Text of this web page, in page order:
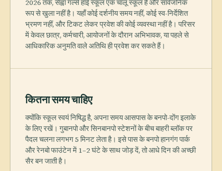
2026 तक, सेह्वा गर्ल्स हाई स्कूल एक चालू स्कूल है और सार्वजनिक
रूप से खुला नहीं है। यहाँ कोई दर्शनीय समय नहीं, कोई स्व-निर्देशित
भ्रमण नहीं, और टिकट लेकर प्रवेश की कोई व्यवस्था नहीं है। परिसर
में केवल छात्र, कर्मचारी, आयोजनों के दौरान अभिभावक, या पहले से
आधिकारिक अनुमति वाले अतिथि ही प्रवेश कर सकते हैं।
कितना समय चाहिए
क्योंकि स्कूल स्वयं निषिद्ध है, अपना समय आसपास के बनपो-दोंग इलाके
के लिए रखें। गुबानपो और सिनबानपो स्टेशनों के बीच बाहरी ब्लॉक पर
पैदल चलना लगभग 5 मिनट लेता है। इसे पास के बनपो हानगंग पार्क
और रेनबो फाउंटेन में 1–2 घंटे के साथ जोड़ दें, तो आधे दिन की अच्छी
सैर बन जाती है।